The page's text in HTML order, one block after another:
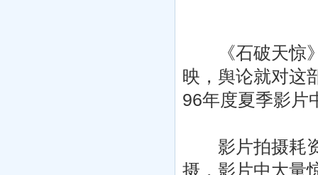
《石破天惊
映，舆论就对这
96年度夏季影片
影片拍摄耗资
摄，影片中大量